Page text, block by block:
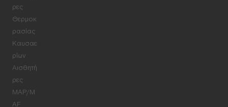
ρες
Θερμοκ
ρασίας
Καυσαε
ρίων
Αισθητή
ρες
MAP/M
AF